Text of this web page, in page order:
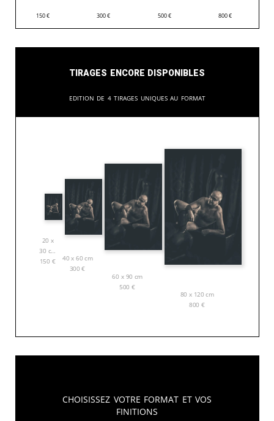
150€ 300€ 500€ 800€
Tirages encore disponibles
Edition de 4 tirages uniques au format
20 x
30 cm
150 €
40 x 60 cm
300€
60 x 90 cm
500 €
80 x 120 cm
800 €
Choisissez votre format et vos
finitions